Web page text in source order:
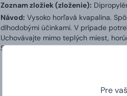
Pre
Zoznam zložiek (zloženie):
Návod: Vysoko horľavá kvapalina.
dlhodobými účinkami. V prípade
Uchovávajte mimo teplých miest,
Skladujte na dobre vetranom mieste.